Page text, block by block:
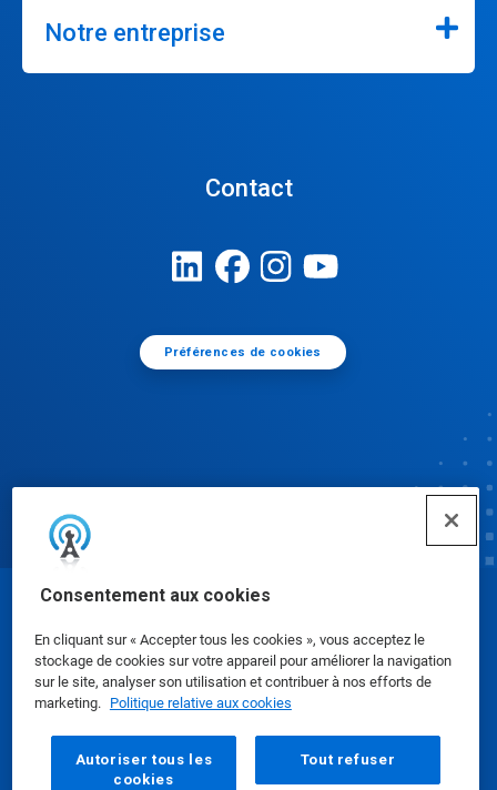
Consentement aux cookies
En cliquant sur « Accepter tous les cookies », vous acceptez le
stockage de cookies sur votre appareil pour améliorer la navigation
sur le site, analyser son utilisation et contribuer à nos efforts de
marketing. Politique relative aux cookies
Autoriser tous les
cookies
Tout refuser
Notre entreprise
Contact
Préférences de cookies
Fiches de données de sécurité|Politique de
confidentialité|conditions d'utilisation